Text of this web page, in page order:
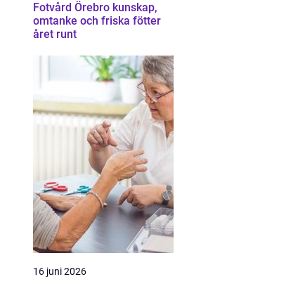
Fotvård Örebro kunskap,
omtanke och friska fötter
året runt
16 juni 2026